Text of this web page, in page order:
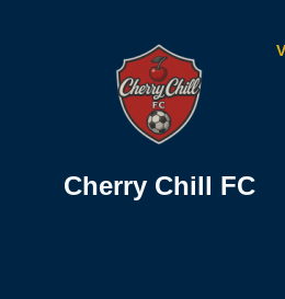
Cherry Chill FC